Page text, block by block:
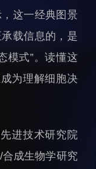
理处
合处
源处
作处
这一经典图景
载信息的，是
模式”。读懂这
为理解细胞决
进技术研究院
成生物学研究